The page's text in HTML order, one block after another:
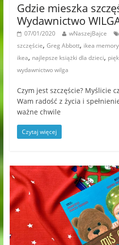
Gdzie mieszka
Wydawnictwo
07/01/2020 wNaszejBajce
szczęście, Greg Abbott, ikea memory
ikea, najlepsze książki dla dzieci,
wydawnictwo wilga
Czym jest szczęście? Myślicie
Wam radość z życia i
ważne chwile
Czytaj więcej